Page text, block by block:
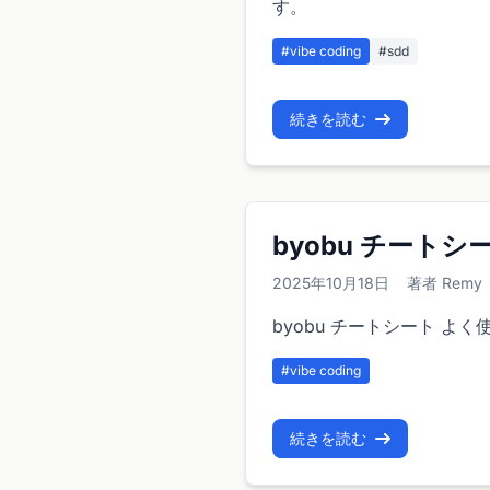
す。
#vibe coding #sdd
続きを読む
byobu チートシ
2025年10月18日 著者 Remy
byobu チートシート よく
#vibe coding
続きを読む